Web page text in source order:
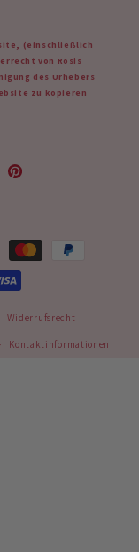
(einschließlich
von Rosis
des Urhebers
zu kopieren
Pinterest
Widerrufsrecht
Kontaktinformationen